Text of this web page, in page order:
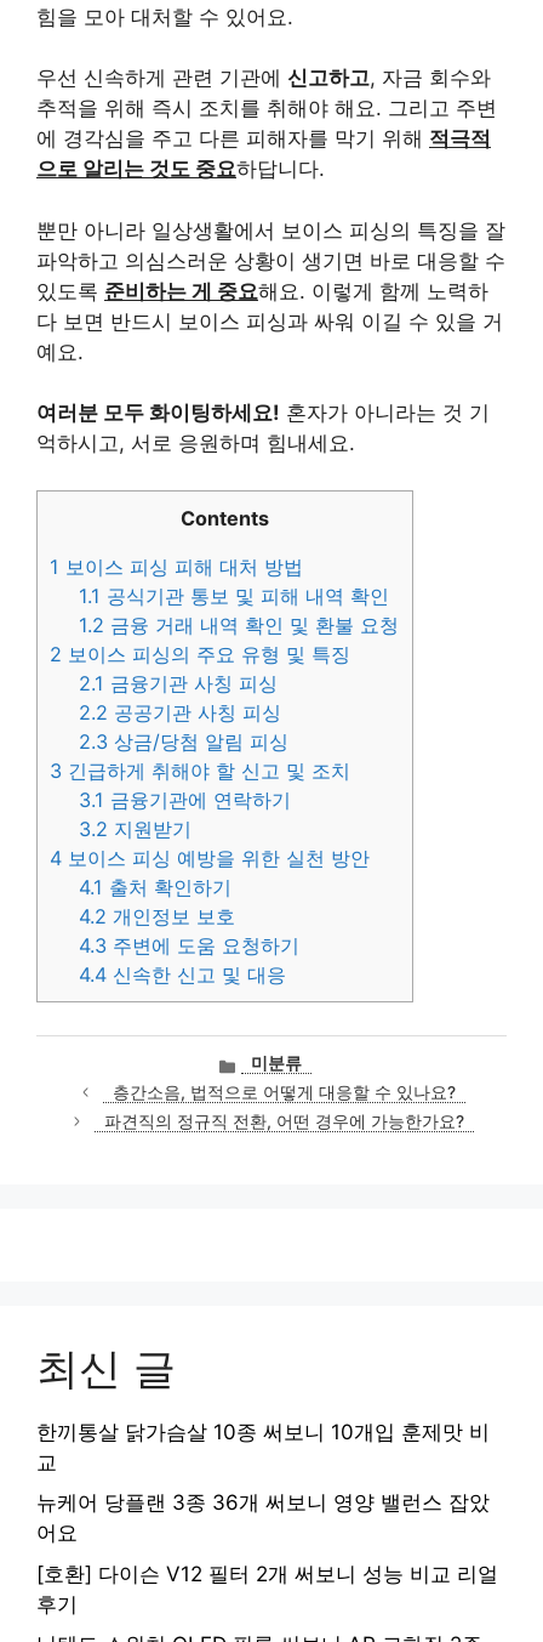
힘을 모아 대처할 수 있어요.
우선 신속하게 관련 기관에 신고하고, 자금 회수와
추적을 위해 즉시 조치를 취해야 해요. 그리고 주변
에 경각심을 주고 다른 피해자를 막기 위해 적극적
으로 알리는 것도 중요하답니다.
뿐만 아니라 일상생활에서 보이스 피싱의 특징을 잘
파악하고 의심스러운 상황이 생기면 바로 대응할 수
있도록 준비하는 게 중요해요. 이렇게 함께 노력하
다 보면 반드시 보이스 피싱과 싸워 이길 수 있을 거
예요.
여러분 모두 화이팅하세요! 혼자가 아니라는 것 기
억하시고, 서로 응원하며 힘내세요.
Contents
1 보이스 피싱 피해 대처 방법
1.1 공식기관 통보 및 피해 내역 확인
1.2 금융 거래 내역 확인 및 환불 요청
2 보이스 피싱의 주요 유형 및 특징
2.1 금융기관 사칭 피싱
2.2 공공기관 사칭 피싱
2.3 상금/당첨 알림 피싱
3 긴급하게 취해야 할 신고 및 조치
3.1 금융기관에 연락하기
3.2 지원받기
4 보이스 피싱 예방을 위한 실천 방안
4.1 출처 확인하기
4.2 개인정보 보호
4.3 주변에 도움 요청하기
4.4 신속한 신고 및 대응
카
테
고
리
미분류
층간소음, 법적으로 어떻게 대응할 수 있나요?
파견직의 정규직 전환, 어떤 경우에 가능한가요?
최신 글
한끼통살 닭가슴살 10종 써보니 10개입 훈제맛 비
교
뉴케어 당플랜 3종 36개 써보니 영양 밸런스 잡았
어요
[호환] 다이슨 V12 필터 2개 써보니 성능 비교 리얼
후기